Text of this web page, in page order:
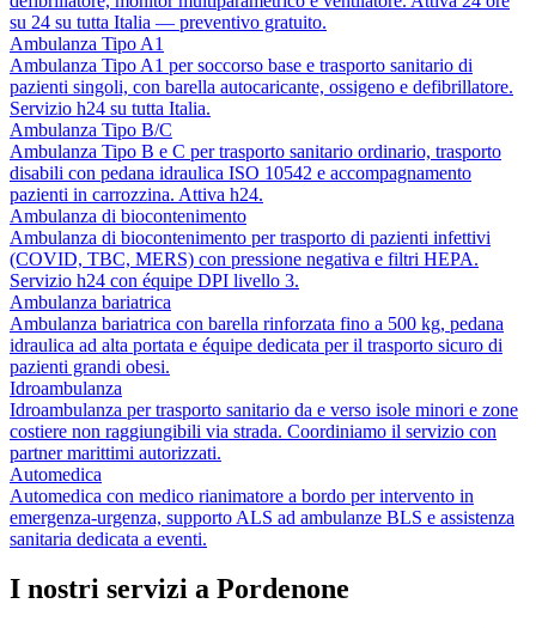
su 24 su tutta Italia — preventivo gratuito.
Ambulanza Tipo A1
Ambulanza Tipo A1 per soccorso base e trasporto sanitario di
pazienti singoli, con barella autocaricante, ossigeno e defibrillatore.
Servizio h24 su tutta Italia.
Ambulanza Tipo B/C
Ambulanza Tipo B e C per trasporto sanitario ordinario, trasporto
disabili con pedana idraulica ISO 10542 e accompagnamento
pazienti in carrozzina. Attiva h24.
Ambulanza di biocontenimento
Ambulanza di biocontenimento per trasporto di pazienti infettivi
(COVID, TBC, MERS) con pressione negativa e filtri HEPA.
Servizio h24 con équipe DPI livello 3.
Ambulanza bariatrica
Ambulanza bariatrica con barella rinforzata fino a 500 kg, pedana
idraulica ad alta portata e équipe dedicata per il trasporto sicuro di
pazienti grandi obesi.
Idroambulanza
Idroambulanza per trasporto sanitario da e verso isole minori e zone
costiere non raggiungibili via strada. Coordiniamo il servizio con
partner marittimi autorizzati.
Automedica
Automedica con medico rianimatore a bordo per intervento in
emergenza-urgenza, supporto ALS ad ambulanze BLS e assistenza
sanitaria dedicata a eventi.
I nostri servizi a Pordenone